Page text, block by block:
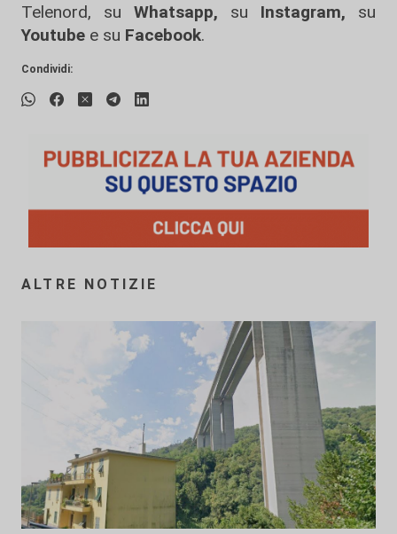
Telenord, su
Whatsapp, su Instagram, su
Youtube e su Facebook.
Condividi:
ALTRE NOTIZIE